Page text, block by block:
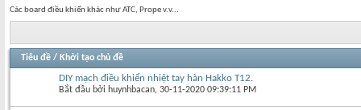
Các board điều khiển khác như ATC, Prope v.v...
Tiêu đề / Khởi tạo chủ đề
DIY mạch điều khiển nhiệt tay hàn Hakko T12.
Bắt đầu bởi huynhbacan‎, 30-11-2020 09:39:11 PM